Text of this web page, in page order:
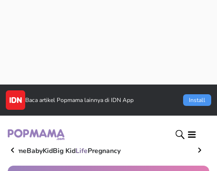
Baca artikel Popmama lainnya di IDN App Install
HomeBabyKidBig KidLifePregnancy